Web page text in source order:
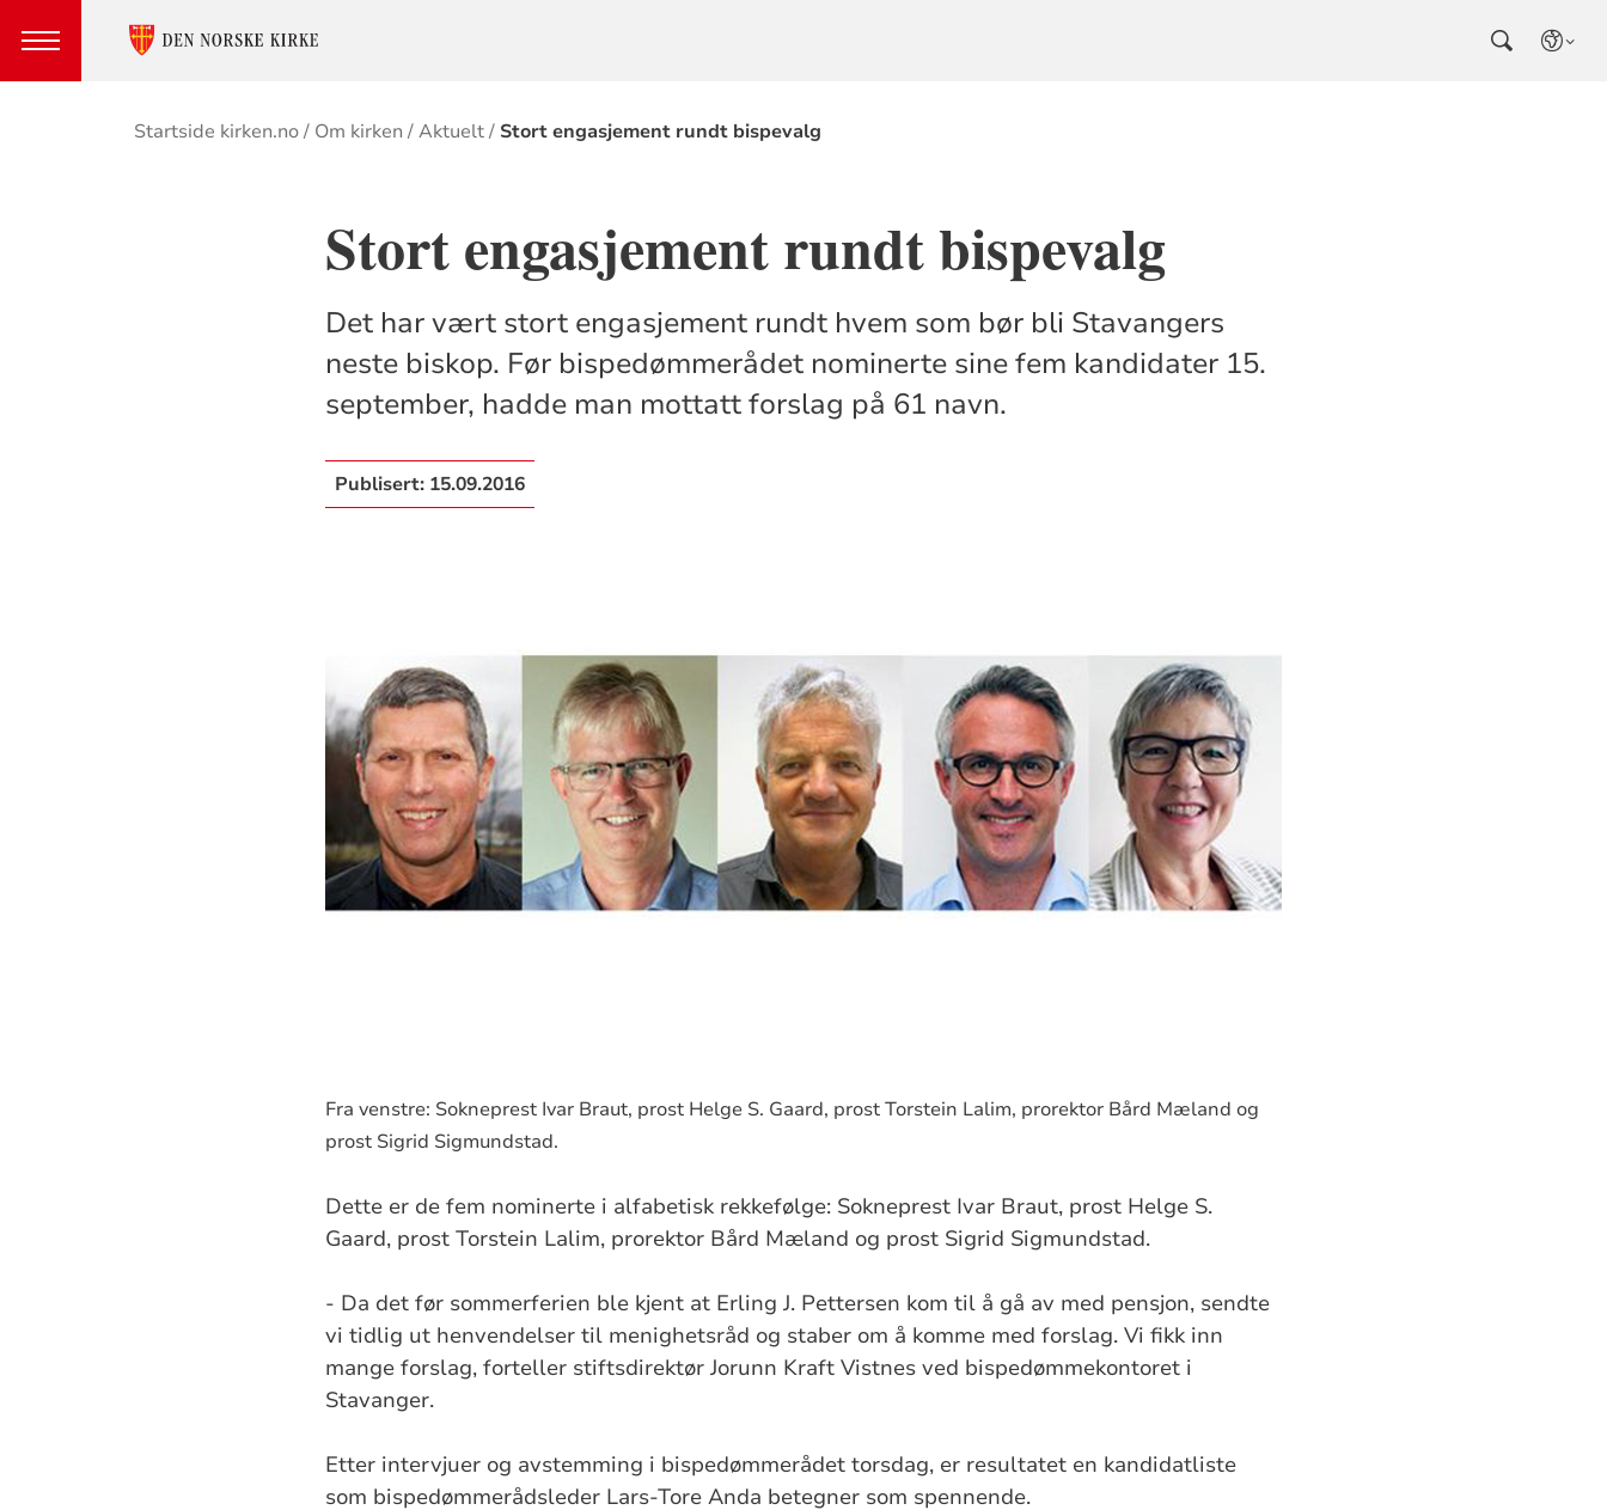
Brødsmulesti
Startside kirken.no Om kirken Aktuelt Stort engasjement rundt bispevalg
Stort engasjement rundt bispevalg
Det har vært stort engasjement rundt hvem som bør bli Stavangers
neste biskop. Før bispedømmerådet nominerte sine fem kandidater 15.
september, hadde man mottatt forslag på 61 navn.
Publisert: 15.09.2016
Fra venstre: Sokneprest Ivar Braut, prost Helge S. Gaard, prost Torstein Lalim, prorektor Bård Mæland og
prost Sigrid Sigmundstad.
Dette er de fem nominerte i alfabetisk rekkefølge: Sokneprest Ivar Braut, prost Helge S.
Gaard, prost Torstein Lalim, prorektor Bård Mæland og prost Sigrid Sigmundstad.
- Da det før sommerferien ble kjent at Erling J. Pettersen kom til å gå av med pensjon, sendte
vi tidlig ut henvendelser til menighetsråd og staber om å komme med forslag. Vi fikk inn
mange forslag, forteller stiftsdirektør Jorunn Kraft Vistnes ved bispedømmekontoret i
Stavanger.
Etter intervjuer og avstemming i bispedømmerådet torsdag, er resultatet en kandidatliste
som bispedømmerådsleder Lars-Tore Anda betegner som spennende.